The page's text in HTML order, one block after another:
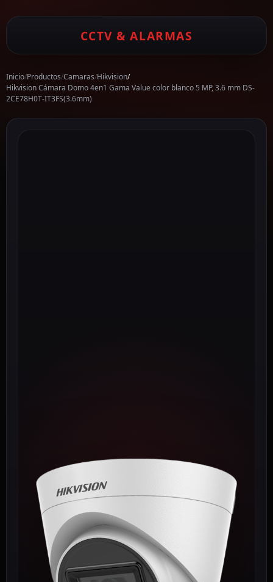
CCTV & ALARMAS
Inicio/Productos/Camaras/Hikvision/
Hikvision Cámara Domo 4en1 Gama Value color blanco 5 MP, 3.6 mm DS-
2CE78H0T-IT3FS(3.6mm)